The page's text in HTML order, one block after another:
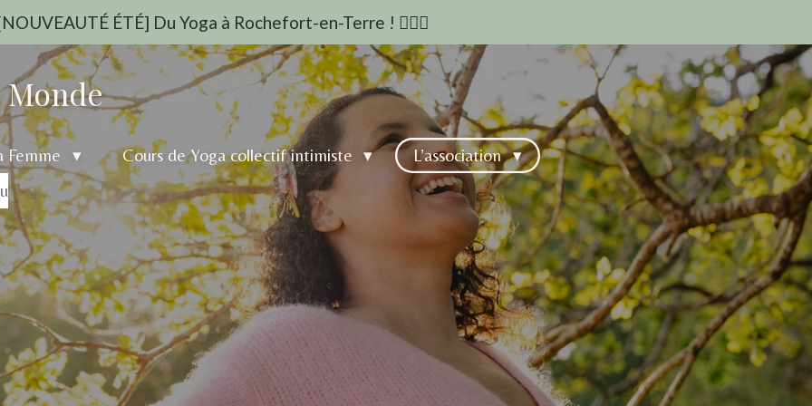
ÉTÉ] Du Yoga à Rochefort-en-Terre ! 🧘‍♂️✨
Monde
Femme Cours de Yoga collectif intimiste
L’association